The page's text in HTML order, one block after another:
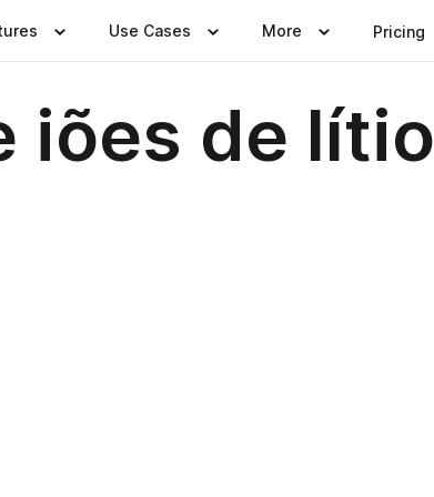
Use Cases More Pricing
iões de lítio